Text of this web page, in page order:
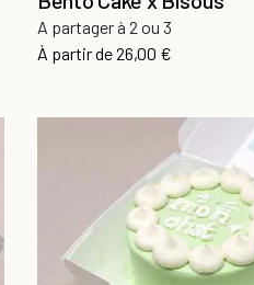
A partager à 2 ou 3
À partir dePrix
26,00 €